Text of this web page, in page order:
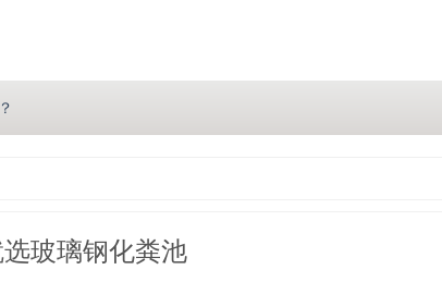
几点原因你都记住了吗？
玻璃钢化粪池